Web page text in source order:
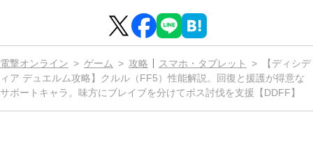
電撃オンライン ゲーム 攻略 スマホ・タブレット
【ディシデ
ィア デュエルム攻略】クルル（FF5）性能解説。回復と援護が得意な
サポートキャラ。味方にブレイブを分けてボス討伐を支援【DDFF】